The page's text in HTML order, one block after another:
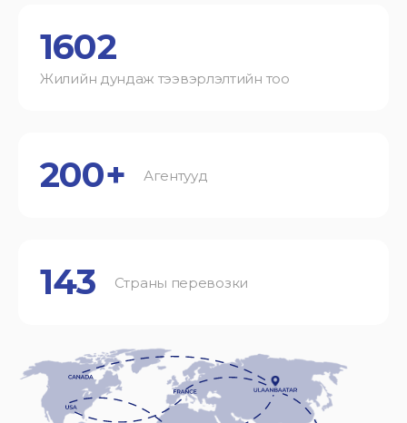
1602
Жилийн дундаж тээвэрлэлтийн тоо
200+ Агентууд
143 Страны перевозки